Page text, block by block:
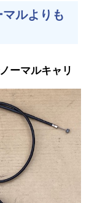
ルよりも
ーマルキャリ